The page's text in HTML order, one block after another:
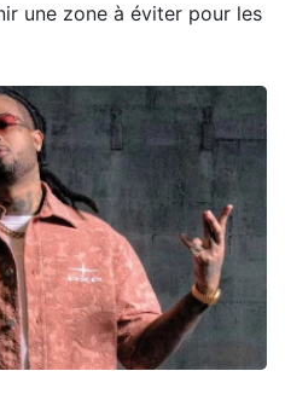
une zone à éviter pour les